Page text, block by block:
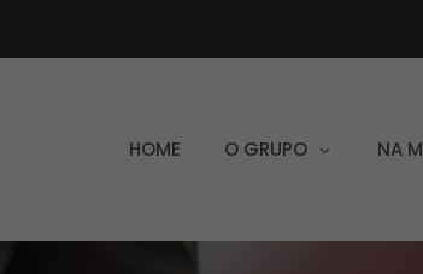
HOME O GRUPO NA